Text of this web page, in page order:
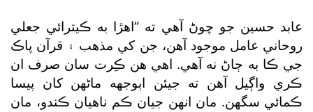
عابد حسين جو چوڻ آهي ته ”اهڙا به ڪيترائي جعلي
روحاني عامل موجود آهن، جن کي مذهب ۽ قرآن پاڪ
جي ڪا به ڄاڻ نه آهي. اهي هن ڪِرت سان صرف ان
ڪري واڳيل آهن ته جيئن اٻوجهه ماڻهن کان پيسا
ڪمائي سگھن. مان انهن جيان ڪم ناهيان ڪندو، مان